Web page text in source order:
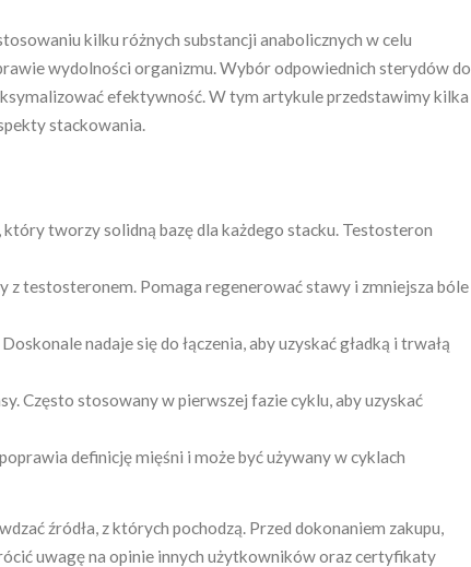
kilku różnych substancji anabolicznych w celu
wydolności organizmu. Wybór odpowiednich sterydów do
efektywność. W tym artykule przedstawimy kilka
stackowania.
tworzy solidną bazę dla każdego stacku. Testosteron
z testosteronem. Pomaga regenerować stawy i zmniejsza bóle
nadaje się do łączenia, aby uzyskać gładką i trwałą
Często stosowany w pierwszej fazie cyklu, aby uzyskać
definicję mięśni i może być używany w cyklach
źródła, z których pochodzą. Przed dokonaniem zakupu,
uwagę na opinie innych użytkowników oraz certyfikaty